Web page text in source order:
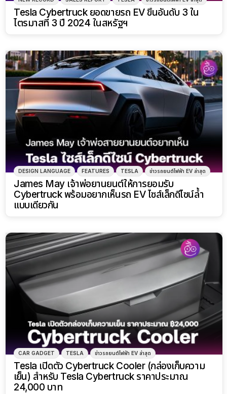
Tesla Cybertruck ยอดขายรถ EV ขึ้นอันดับ 3 ใน
ไตรมาสที่ 3 ปี 2024 ในสหรัฐฯ
DESIGN LANGUAGE FEATURES TESLA ข่าวรถยนต์ไฟฟ้า EV ล่าสุด
James May เจ้าพ่อยานยนต์ให้การยอมรับ
Cybertruck พร้อมอยากเห็นรถ EV ไซส์เล็กดีไซน์ล้ำ
แบบเดียวกัน
CAR GADGET TESLA ข่าวรถยนต์ไฟฟ้า EV ล่าสุด
Tesla เปิดตัว Cybertruck Cooler (กล่องเก็บความ
เย็น) สำหรับ Tesla Cybertruck ราคาประมาณ
24,000 บาท